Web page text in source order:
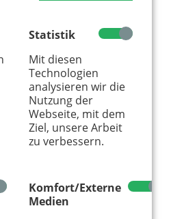
Statistik
Mit diesen
Technologien
analysieren wir die
Nutzung der
Webseite, mit dem
Ziel, unsere Arbeit
zu verbessern.
Komfort/Externe
Medien
die von einem Blitz
im Schnitt 250 Menschen
Abenteuer
Erwartungshaltung und
es muss nicht immer
Auch kann einfach mal der
wird nach Lust und Laune
abgesprochene
die Kinder zum Klettern